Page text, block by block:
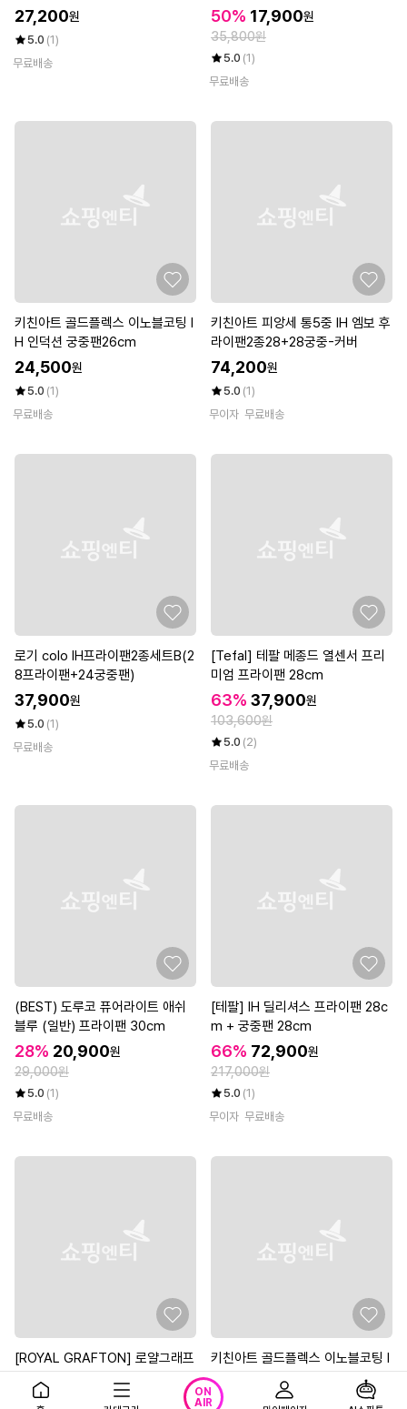
27,200원
5.0 (1)
무료배송
50% 17,900원
35,800원
5.0 (1)
무료배송
키친아트 골드플렉스 이노블코팅 I
H 인덕션 궁중팬26cm
24,500원
5.0 (1)
무료배송
키친아트 피앙세 통5중 IH 엠보 후
라이팬2종28+28궁중-커버
74,200원
5.0 (1)
무이자 무료배송
로기 colo IH프라이팬2종세트B(2
8프라이팬+24궁중팬)
37,900원
5.0 (1)
무료배송
[Tefal] 테팔 메종드 열센서 프리
미엄 프라이팬 28cm
63% 37,900원
103,600원
5.0 (2)
무료배송
(BEST) 도루코 퓨어라이트 애쉬
블루 (일반) 프라이팬 30cm
28% 20,900원
29,000원
5.0 (1)
무료배송
[테팔] IH 딜리셔스 프라이팬 28c
m + 궁중팬 28cm
66% 72,900원
217,000원
5.0 (1)
무이자 무료배송
[ROYAL GRAFTON] 로얄그래프
톤 로사 IH 28cm 궁중전골팬
73% 23,900원
키친아트 골드플렉스 이노블코팅 I
H 인덕션 궁중팬28cm
25,500원
ON
AIR